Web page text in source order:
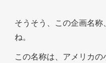
そうそう、この企画名
ね。
この名称は、アメリカ